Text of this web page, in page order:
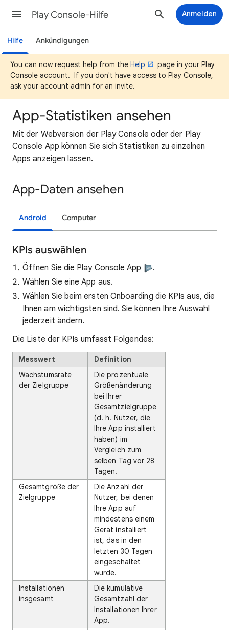
Play Console-Hilfe Anmelden
Hilfe Ankündigungen
You can now request help from the Help
page in your Play
Console account. If you don't have access to Play Console,
ask your account admin for an invite.
App-Statistiken ansehen
Mit der Webversion der Play Console oder der Play
Console App können Sie sich Statistiken zu einzelnen
Apps anzeigen lassen.
App-Daten ansehen
Android Computer
KPIs auswählen
Öffnen Sie die Play Console App
.
Wählen Sie eine App aus.
Wählen Sie beim ersten Onboarding die KPIs aus, die
Ihnen am wichtigsten sind. Sie können Ihre Auswahl
jederzeit ändern.
Die Liste der KPIs umfasst Folgendes:
Messwert
Definition
Wachstumsrate
der Zielgruppe
Die prozentuale
Größenänderung
bei Ihrer
Gesamtzielgruppe
(d. h. Nutzer, die
Ihre App installiert
haben) im
Vergleich zum
selben Tag vor 28
Tagen.
Gesamtgröße der
Zielgruppe
Die Anzahl der
Nutzer, bei denen
Ihre App auf
mindestens einem
Gerät installiert
ist, das in den
letzten 30 Tagen
eingeschaltet
wurde.
Installationen
insgesamt
Die kumulative
Gesamtzahl der
Installationen Ihrer
App.